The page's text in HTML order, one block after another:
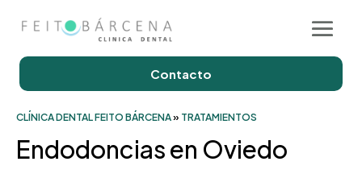
Contacto
CLÍNICA DENTAL FEITO BÁRCENA» TRATAMIENTOS
Endodoncias en Oviedo